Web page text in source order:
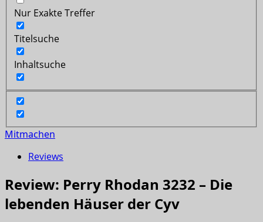
Nur Exakte Treffer
Titelsuche
Inhaltsuche
Mitmachen
Reviews
Review: Perry Rhodan 3232 – Die
lebenden Häuser der Cyv